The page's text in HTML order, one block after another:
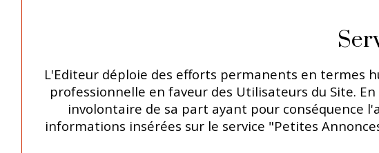
L'Editeur déploie des efforts permanents en termes
professionnelle en faveur des Utilisateurs du Site.
involontaire de sa part ayant pour conséquence
informations insérées sur le service "Petites